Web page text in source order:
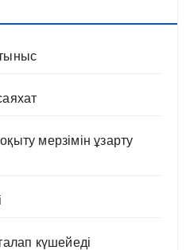
мерзімін ұзарту
күшейеді